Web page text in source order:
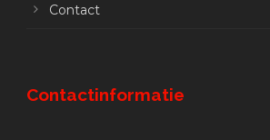
Contact
Contactinformatie